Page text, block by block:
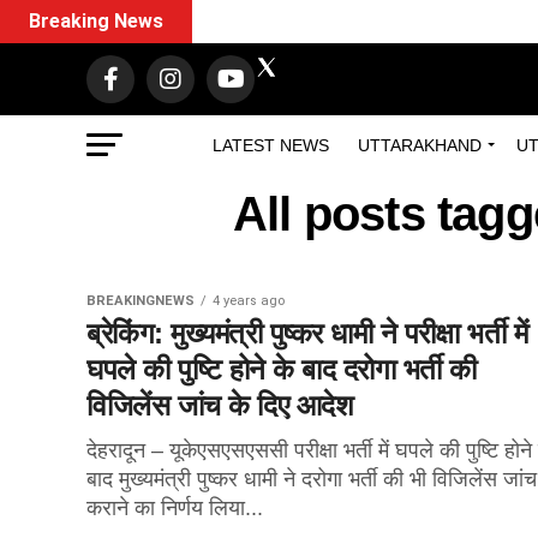
LATEST NEWS UTTARAKHAND
Breaking News
All posts
BREAKINGNEWS 4 years ago
ब्रेकिंग: मुख्यमंत्री पुष्कर धामी ने परीक्षा भर्ती में
घपले की पुष्टि होने के बाद दरोगा भर्ती की
विजिलेंस जांच के दिए आदेश
देहरादून – यूकेएसएसएससी परीक्षा भर्ती में घपले की पुष्टि
बाद मुख्यमंत्री पुष्कर धामी ने दरोगा भर्ती की भी विजिलेंस जांच
कराने का निर्णय लिया...